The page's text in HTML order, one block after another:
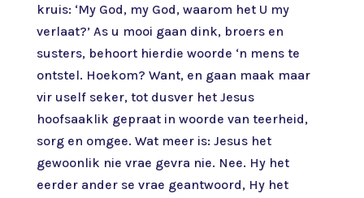
kruis: ‘My God, my God, waarom het U my
verlaat?’ As u mooi gaan dink, broers en
susters, behoort hierdie woorde ‘n mens te
ontstel. Hoekom? Want, en gaan maak maar
vir uself seker, tot dusver het Jesus
hoofsaaklik gepraat in woorde van teerheid,
sorg en omgee. Wat meer is: Jesus het
gewoonlik nie vrae gevra nie. Nee. Hy het
eerder ander se vrae geantwoord, Hy het